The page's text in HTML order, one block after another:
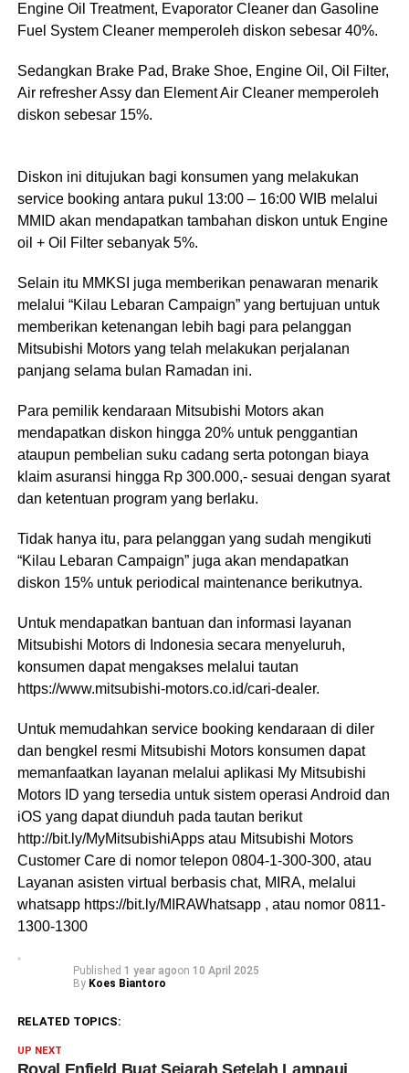
Engine Oil Treatment, Evaporator Cleaner dan Gasoline
Fuel System Cleaner memperoleh diskon sebesar 40%.
Sedangkan Brake Pad, Brake Shoe, Engine Oil, Oil Filter,
Air refresher Assy dan Element Air Cleaner memperoleh
diskon sebesar 15%.
Diskon ini ditujukan bagi konsumen yang melakukan
service booking antara pukul 13:00 – 16:00 WIB melalui
MMID akan mendapatkan tambahan diskon untuk Engine
oil + Oil Filter sebanyak 5%.
Selain itu MMKSI juga memberikan penawaran menarik
melalui “Kilau Lebaran Campaign” yang bertujuan untuk
memberikan ketenangan lebih bagi para pelanggan
Mitsubishi Motors yang telah melakukan perjalanan
panjang selama bulan Ramadan ini.
Para pemilik kendaraan Mitsubishi Motors akan
mendapatkan diskon hingga 20% untuk penggantian
ataupun pembelian suku cadang serta potongan biaya
klaim asuransi hingga Rp 300.000,- sesuai dengan syarat
dan ketentuan program yang berlaku.
Tidak hanya itu, para pelanggan yang sudah mengikuti
“Kilau Lebaran Campaign” juga akan mendapatkan
diskon 15% untuk periodical maintenance berikutnya.
Untuk mendapatkan bantuan dan informasi layanan
Mitsubishi Motors di Indonesia secara menyeluruh,
konsumen dapat mengakses melalui tautan
https://www.mitsubishi-motors.co.id/cari-dealer.
Untuk memudahkan service booking kendaraan di diler
dan bengkel resmi Mitsubishi Motors konsumen dapat
memanfaatkan layanan melalui aplikasi My Mitsubishi
Motors ID yang tersedia untuk sistem operasi Android dan
iOS yang dapat diunduh pada tautan berikut
http://bit.ly/MyMitsubishiApps atau Mitsubishi Motors
Customer Care di nomor telepon 0804-1-300-300, atau
Layanan asisten virtual berbasis chat, MIRA, melalui
whatsapp https://bit.ly/MIRAWhatsapp , atau nomor 0811-
1300-1300
Published 1 year agoon 10 April 2025
By Koes Biantoro
RELATED TOPICS:
UP NEXT
Royal Enfield Buat Sejarah Setelah Lampaui